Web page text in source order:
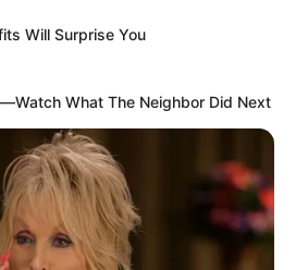
Will Surprise You
What The Neighbor Did Next